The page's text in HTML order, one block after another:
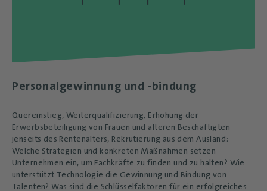
Personalgewinnung und -bindung
Quereinstieg, Weiterqualifizierung, Erhöhung der
Erwerbsbeteiligung von Frauen und älteren Beschäftigten
jenseits des Rentenalters, Rekrutierung aus dem Ausland:
Welche Strategien und konkreten Maßnahmen setzen
Unternehmen ein, um Fachkräfte zu finden und zu halten? Wie
unterstützt Technologie die Gewinnung und Bindung von
Talenten? Was sind die Schlüsselfaktoren für ein erfolgreiches